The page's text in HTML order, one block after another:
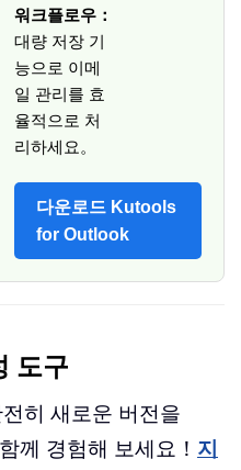
워크플로우：
대량 저장 기
능으로 이메
일 관리를 효
율적으로 처
리하세요。
다운로드 Kutools
for Outlook
도구
히 새로운 버전을
께 경험해 보세요！ 지